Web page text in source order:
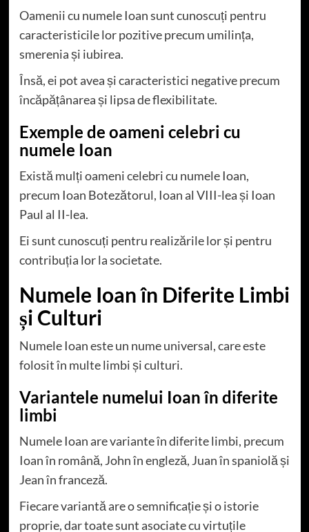
Oamenii cu numele Ioan sunt cunoscuți pentru
caracteristicile lor pozitive precum umilința,
smerenia și iubirea.
Însă, ei pot avea și caracteristici negative precum
încăpățânarea și lipsa de flexibilitate.
Exemple de oameni celebri cu
numele Ioan
Există mulți oameni celebri cu numele Ioan,
precum Ioan Botezătorul, Ioan al VIII-lea și Ioan
Paul al II-lea.
Ei sunt cunoscuți pentru realizările lor și pentru
contribuția lor la societate.
Numele Ioan în Diferite Limbi
și Culturi
Numele Ioan este un nume universal, care este
folosit în multe limbi și culturi.
Variantele numelui Ioan în diferite
limbi
Numele Ioan are variante în diferite limbi, precum
Ioan în română, John în engleză, Juan în spaniolă și
Jean în franceză.
Fiecare variantă are o semnificație și o istorie
proprie, dar toate sunt asociate cu virtuțile